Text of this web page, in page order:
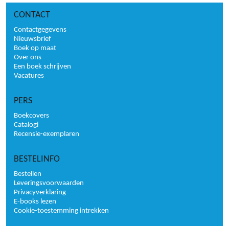
CONTACT
Contactgegevens
Nieuwsbrief
Boek op maat
Over ons
Een boek schrijven
Vacatures
PERS
Boekcovers
Catalogi
Recensie-exemplaren
BESTELINFO
Bestellen
Leveringsvoorwaarden
Privacyverklaring
E-books lezen
Cookie-toestemming intrekken